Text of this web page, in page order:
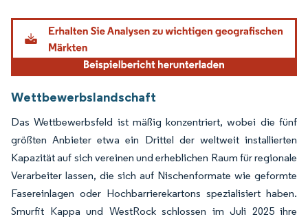
Bild © Mordor Intelligence. Wiederverwendung erfordert Namensnennung gemäß
Wettbewerbslandschaft
Das Wettbewerbsfeld ist mäßig konzentriert, wobei die fünf
größten Anbieter etwa ein Drittel der weltweit installierten
Kapazität auf sich vereinen und erheblichen Raum für regionale
Verarbeiter lassen, die sich auf Nischenformate wie geformte
Fasereinlagen oder Hochbarrierekartons spezialisiert haben.
Smurfit Kappa und WestRock schlossen im Juli 2025 ihre